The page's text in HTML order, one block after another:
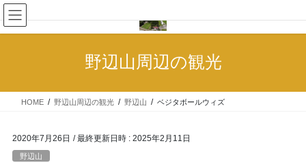
コ
ン
テ
ス
ナ
ビ
ゲ
ン
野辺山周辺の観光
HOME 野辺山周辺の観光 野辺山 ベジタボールウィズ
2020年7月26日 / 最終更新日時 : 2025年2月11日
野辺山